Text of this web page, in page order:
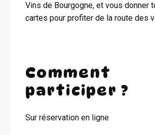
Vins de Bourgogne, et vous donner
cartes pour profiter de la route des
Comment
participer ?
Sur réservation en ligne